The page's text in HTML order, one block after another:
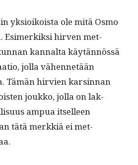
yksioikoista ole mitä Osmo
Esimerkik­si hir­ven met­
kannal­ta käytän­nössä
jol­la vähen­netään
Tämän hirvien karsin­nan
joukko, jol­la on lak­
ampua itselleen
tätä merkkiä ei met­